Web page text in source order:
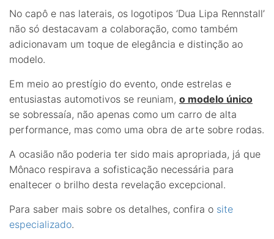
No capô e nas laterais, os logotipos ‘Dua Lipa Rennstall’
não só destacavam a colaboração, como também
adicionavam um toque de elegância e distinção ao
modelo.
Em meio ao prestígio do evento, onde estrelas e
entusiastas automotivos se reuniam, o modelo único
se sobressaía, não apenas como um carro de alta
performance, mas como uma obra de arte sobre rodas.
A ocasião não poderia ter sido mais apropriada, já que
Mônaco respirava a sofisticação necessária para
enaltecer o brilho desta revelação excepcional.
Para saber mais sobre os detalhes, confira o site
especializado.